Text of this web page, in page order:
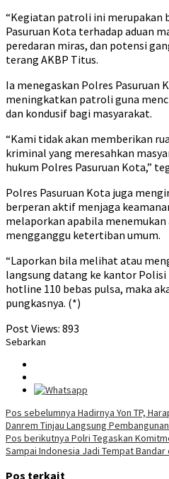
“Kegiatan patroli ini merupakan
Pasuruan Kota terhadap aduan
peredaran miras, dan potensi
terang AKBP Titus.
Ia menegaskan Polres Pasuruan
meningkatkan patroli guna
dan kondusif bagi masyarakat.
“Kami tidak akan memberikan
kriminal yang meresahkan
hukum Polres Pasuruan Kota,”
Polres Pasuruan Kota juga
berperan aktif menjaga
melaporkan apabila menemukan
mengganggu ketertiban umum.
“Laporkan bila melihat atau
langsung datang ke kantor
hotline 110 bebas pulsa, maka
pungkasnya. (*)
Post Views: 893
Sebarkan
Navigasi
pos
Pos sebelumnya Hadirnya Yon TP,
Danrem Tinjau Langsung Pembangunan
Pos berikutnya Polri Tegaskan
Sampai Indonesia Jadi Tempat
Pos terkait